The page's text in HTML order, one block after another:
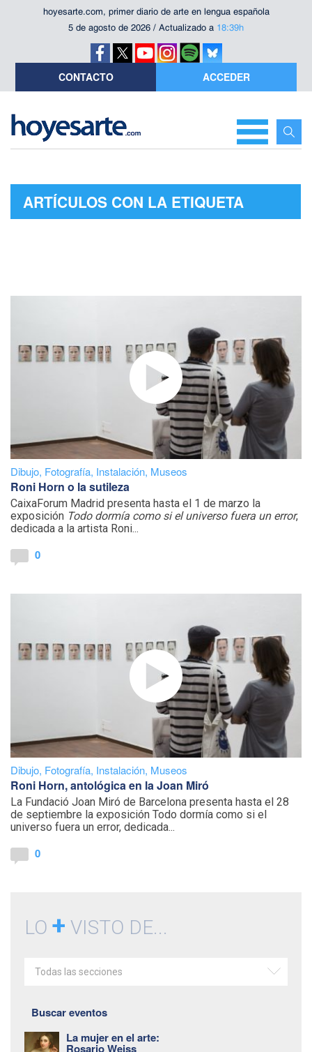
hoyesarte.com, primer diario de arte en lengua española
5 de agosto de 2026 / Actualizado a 18:39h
CONTACTO ACCEDER
ARTÍCULOS CON LA ETIQUETA
Dibujo, Fotografía, Instalación, Museos
Roni Horn o la sutileza
CaixaForum Madrid presenta hasta el 1 de marzo la
exposición Todo dormía como si el universo fuera un error,
dedicada a la artista Roni...
0
Dibujo, Fotografía, Instalación, Museos
Roni Horn, antológica en la Joan Miró
La Fundació Joan Miró de Barcelona presenta hasta el 28
de septiembre la exposición Todo dormía como si el
universo fuera un error, dedicada...
0
LO + VISTO DE...
Todas las secciones
Buscar eventos
La mujer en el arte:
Rosario Weiss